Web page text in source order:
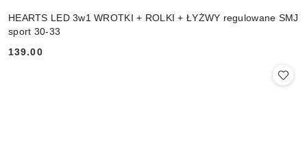
HEARTS LED 3w1 WROTKI + ROLKI + ŁYŻWY regulowane SMJ
sport 30-33
Cena:
139.00